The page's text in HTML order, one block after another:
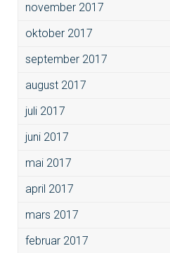
november 2017
oktober 2017
september 2017
august 2017
juli 2017
juni 2017
mai 2017
april 2017
mars 2017
februar 2017